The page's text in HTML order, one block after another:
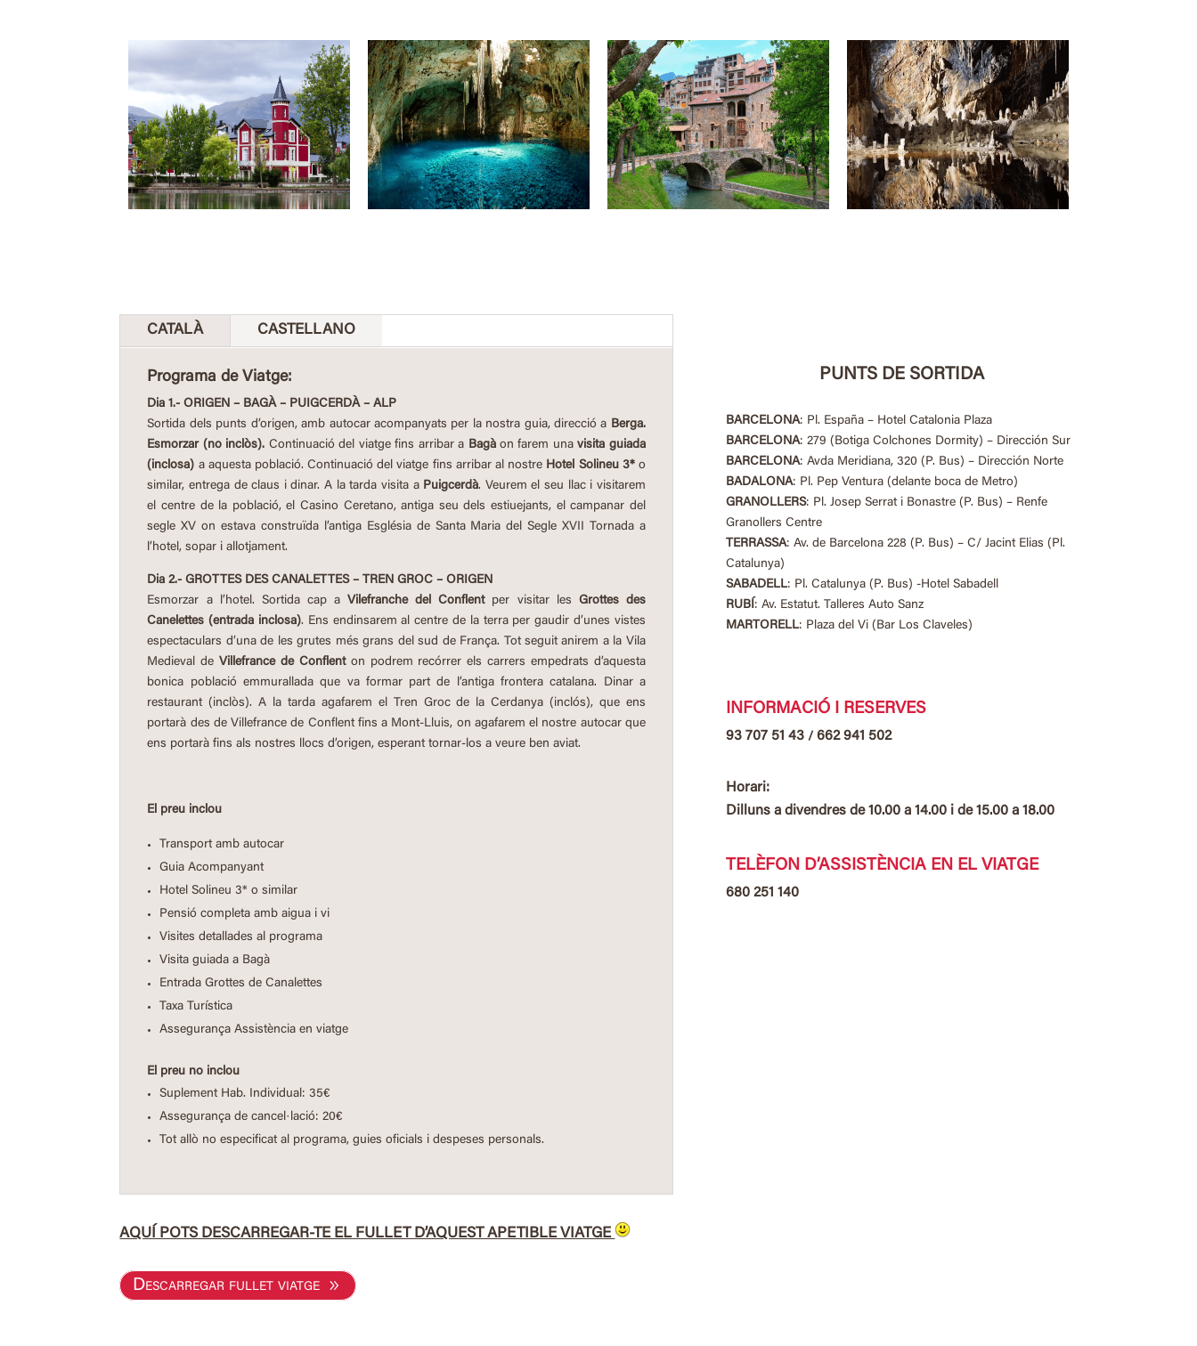
CATALÀ CASTELLANO
Programa de Viatge:
Dia 1.- ORIGEN – BAGÀ – PUIGCERDÀ – ALP
Sortida dels punts d’origen, amb autocar acompanyats per la nostra guia, direcció a Berga.
Esmorzar (no inclòs). Continuació del viatge fins arribar a Bagàon farem unavisita guiada
(inclosa) a aquesta població. Continuació del viatge fins arribar al nostre Hotel Solineu 3*o
similar, entrega de claus i dinar. A la tarda visita a Puigcerdà. Veurem el seu llac i visitarem
el centre de la població, el Casino Ceretano, antiga seu dels estiuejants, el campanar del
segle XV on estava construïda l’antiga Església de Santa Maria del Segle XVII Tornada a
l’hotel, sopar i allotjament.
Dia 2.- GROTTES DES CANALETTES – TREN GROC – ORIGEN
Esmorzar a l’hotel. Sortida cap aVilefranche del Conflentper visitar les Grottes des
Canelettes (entrada inclosa). Ens endinsarem al centre de la terra per gaudir d’unes vistes
espectaculars d’una de les grutes més grans del sud de França. Tot seguit anirem a la Vila
Medieval de Villefrance de Conflenton podrem recórrer els carrers empedrats d’aquesta
bonica població emmurallada que va formar part de l’antiga frontera catalana. Dinar a
restaurant (inclòs). A la tarda agafarem el Tren Groc de la Cerdanya (inclós), que ens
portarà des de Villefrance de Conflent fins a Mont-Lluis, on agafarem el nostre autocar que
ens portarà fins als nostres llocs d’origen, esperant tornar-los a veure ben aviat.
El preu inclou
Transport amb autocar
Guia Acompanyant
Hotel Solineu 3* o similar
Pensió completa amb aigua i vi
Visites detallades al programa
Visita guiada a Bagà
Entrada Grottes de Canalettes
Taxa Turística
Assegurança Assistència en viatge
El preu no inclou
Suplement Hab. Individual: 35€
Assegurança de cancel·lació: 20€
Tot allò no especificat al programa, guies oficials i despeses personals.
AQUÍ POTS DESCARREGAR-TE EL FULLET D’AQUEST APETIBLE VIATGE
Descarregar fullet viatge
PUNTS DE SORTIDA
BARCELONA: Pl. España – Hotel Catalonia Plaza
BARCELONA: 279 (Botiga Colchones Dormity) – Dirección Sur
BARCELONA: Avda Meridiana, 320 (P. Bus) – Dirección Norte
BADALONA: Pl. Pep Ventura (delante boca de Metro)
GRANOLLERS: Pl. Josep Serrat i Bonastre (P. Bus) – Renfe
Granollers Centre
TERRASSA: Av. de Barcelona 228 (P. Bus) – C/ Jacint Elias (Pl.
Catalunya)
SABADELL: Pl. Catalunya (P. Bus) -Hotel Sabadell
RUBÍ: Av. Estatut. Talleres Auto Sanz
MARTORELL: Plaza del Vi (Bar Los Claveles)
INFORMACIÓ I RESERVES
93 707 51 43/ 662 941 502
Horari:
Dilluns a divendres de 10.00 a 14.00 i de 15.00 a 18.00
TELÈFON D’ASSISTÈNCIA EN EL VIATGE
680 251 140